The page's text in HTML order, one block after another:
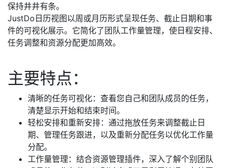
保持井井有条。
JustDo日历视图以周或月历形式呈现任务、截止日期和事
件的可视化展示。它简化了团队工作量管理，使日程安排、
任务调整和资源分配更加高效。
主要特点：
清晰的任务可视化：查看您自己和团队成员的任务，
清楚显示开始和结束时间。
轻松安排和重新安排：通过拖放任务来调整截止日
期、管理任务跟进，以及重新分配任务以优化工作量
分配。
工作量管理：结合资源管理插件，深入了解个别团队